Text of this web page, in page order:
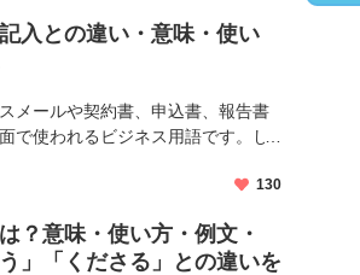
入との違い・意味・使い
メールや契約書、申込書、報告書
で使われるビジネス用語です。し
ります」は正しい敬語なのか迷う130
？意味・使い方・例文・
」「くださる」との違いを